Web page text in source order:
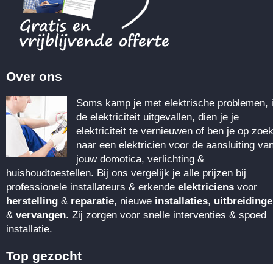
Over ons
Soms kamp je met elektrische problemen,
de elektriciteit uitgevallen, dien je je
elektriciteit te vernieuwen of ben je op zoek
naar een elektricien voor de aansluiting
jouw domotica, verlichting &
huishoudtoestellen. Bij ons vergelijk je alle prijzen bij
professionele installateurs & erkende elektriciens voor
herstelling & reparatie, nieuwe installaties,
& vervangen. Zij zorgen voor snelle interventies & spoed
installatie.
Top gezocht